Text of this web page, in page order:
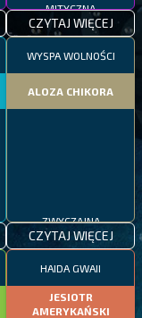
MITYCZNA
CZYTAJ WIĘCEJ
WYSPA WOLNOŚCI
ALOZA CHIKORA
CZYTAJ WIĘCEJ
HAIDA GWAII
JESIOTR
AMERYKAŃSKI